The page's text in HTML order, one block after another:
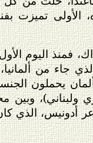
تميزت
فمنذ اليوم
جاء من
يحملون
وبين
أدونيس، الذي